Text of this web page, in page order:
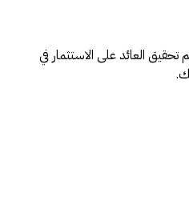
من 4 أشخاص في المتوسط 400 درهم شهرياً على المياه المعبأة. يتم تحقيق العائد على الاستثمار في